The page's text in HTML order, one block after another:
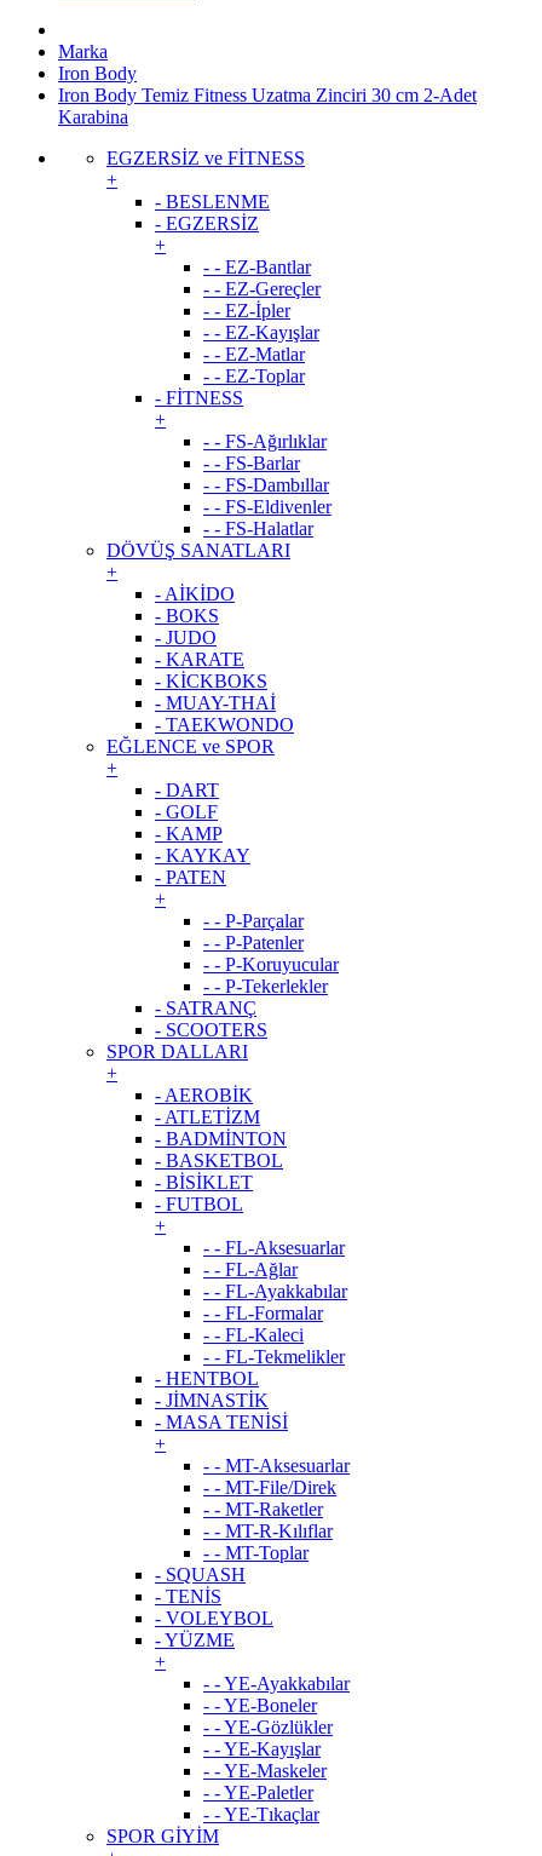
Marka
Iron Body
Iron Body Temiz Fitness Uzatma Zinciri 30 cm 2-Adet
Karabina
EGZERSİZ ve FİTNESS
+
- BESLENME
- EGZERSİZ
+
- - EZ-Bantlar
- - EZ-Gereçler
- - EZ-İpler
- - EZ-Kayışlar
- - EZ-Matlar
- - EZ-Toplar
- FİTNESS
+
- - FS-Ağırlıklar
- - FS-Barlar
- - FS-Dambıllar
- - FS-Eldivenler
- - FS-Halatlar
DÖVÜŞ SANATLARI
+
- AİKİDO
- BOKS
- JUDO
- KARATE
- KİCKBOKS
- MUAY-THAİ
- TAEKWONDO
EĞLENCE ve SPOR
+
- DART
- GOLF
- KAMP
- KAYKAY
- PATEN
+
- - P-Parçalar
- - P-Patenler
- - P-Koruyucular
- - P-Tekerlekler
- SATRANÇ
- SCOOTERS
SPOR DALLARI
+
- AEROBİK
- ATLETİZM
- BADMİNTON
- BASKETBOL
- BİSİKLET
- FUTBOL
+
- - FL-Aksesuarlar
- - FL-Ağlar
- - FL-Ayakkabılar
- - FL-Formalar
- - FL-Kaleci
- - FL-Tekmelikler
- HENTBOL
- JİMNASTİK
- MASA TENİSİ
+
- - MT-Aksesuarlar
- - MT-File/Direk
- - MT-Raketler
- - MT-R-Kılıflar
- - MT-Toplar
- SQUASH
- TENİS
- VOLEYBOL
- YÜZME
+
- - YE-Ayakkabılar
- - YE-Boneler
- - YE-Gözlükler
- - YE-Kayışlar
- - YE-Maskeler
- - YE-Paletler
- - YE-Tıkaçlar
SPOR GİYİM